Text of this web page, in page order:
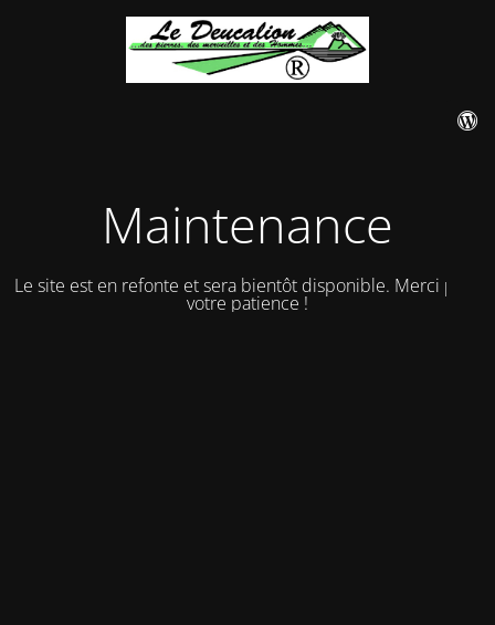
Maintenance
Le site est en refonte et sera bientôt disponible. Merci pour
votre patience !